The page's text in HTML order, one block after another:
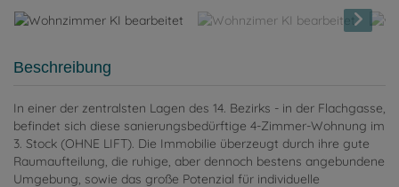
Beschreibung
In einer der zentralsten Lagen des 14. Bezirks - in der Flachgasse,
befindet sich diese sanierungsbedürftige 4-Zimmer-Wohnung im
3. Stock (OHNE LIFT). Die Immobilie überzeugt durch ihre gute
Raumaufteilung, die ruhige, aber dennoch bestens angebundene
Umgebung, sowie das große Potenzial für individuelle